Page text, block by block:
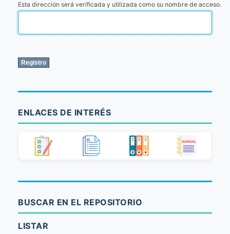
Esta dirección será verificada y utilizada como su nombre de acceso.
ENLACES DE INTERÉS
BUSCAR EN EL REPOSITORIO
LISTAR